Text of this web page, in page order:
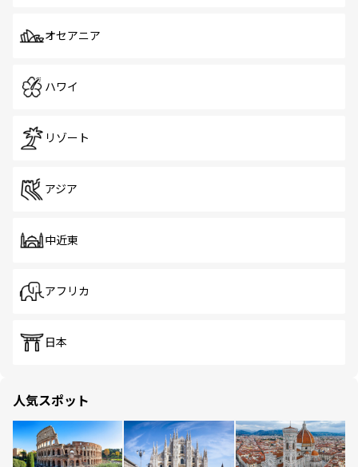
オセアニア
ハワイ
リゾート
アジア
中近東
アフリカ
日本
人気スポット